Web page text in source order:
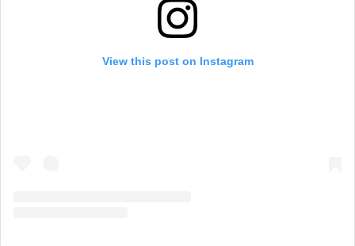
View this post on Instagram